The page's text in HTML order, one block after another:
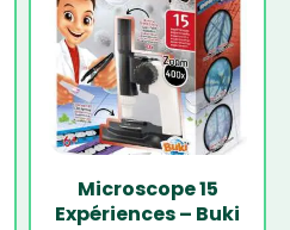
Microscope 15
Expériences – Buki